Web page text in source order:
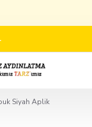
Siyah Aplik